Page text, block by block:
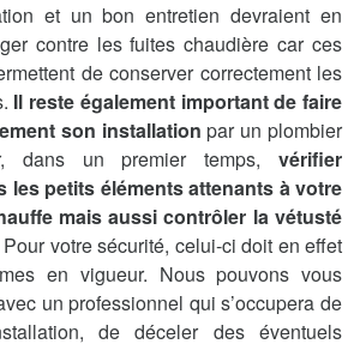
et un bon entretien devraient en
contre les fuites chaudière car ces
de conserver correctement les
Il reste également important de faire
son installation par un plombier
dans un premier temps, vérifier
les petits éléments attenants à votre
mais aussi contrôler la vétusté
votre sécurité, celui-ci doit en effet
en vigueur. Nous pouvons vous
un professionnel qui s’occupera de
de déceler des éventuels